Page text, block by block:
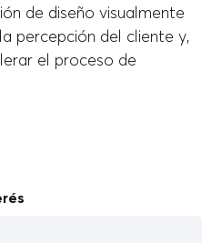
de diseño visualmente
percepción del cliente y,
el proceso de